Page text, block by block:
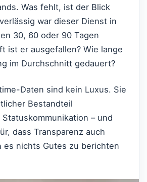
Was fehlt, ist der Blick
war dieser Dienst in
30, 60 oder 90 Tagen
ist er ausgefallen? Wie lange
im Durchschnitt gedauert?
Daten sind kein Luxus. Sie
Bestandteil
– und
dass Transparenz auch
es nichts Gutes zu berichten